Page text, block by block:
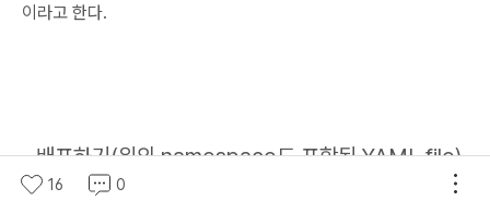
이라고 한다.
- 배포하기(위의 namespace도 포함된 YAML file)
-이걸로 배포하면됨
16 0